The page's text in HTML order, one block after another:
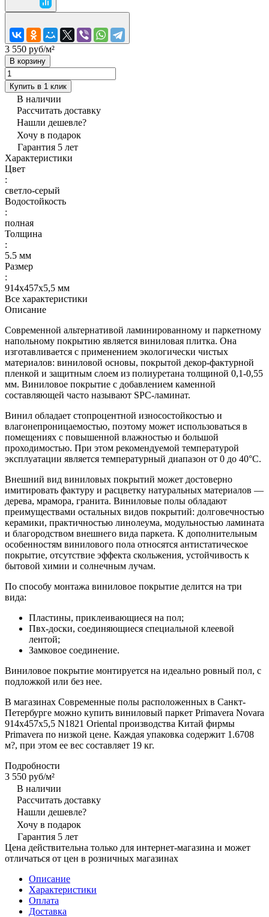
3 550 руб/м²
В корзину
Купить в 1 клик
В наличии
Рассчитать доставку
Нашли дешевле?
Хочу в подарок
Гарантия 5 лет
Характеристики
Цвет
:
светло-серый
Водостойкость
:
полная
Толщина
:
5.5 мм
Размер
:
914х457х5,5 мм
Все характеристики
Описание
Современной альтернативой ламинированному и паркетному
напольному покрытию является виниловая плитка. Она
изготавливается с применением экологически чистых
материалов: виниловой основы, покрытой декор-фактурной
пленкой и защитным слоем из полиуретана толщиной 0,1-0,55
мм. Виниловое покрытие с добавлением каменной
составляющей часто называют SPC-ламинат.
Винил обладает стопроцентной износостойкостью и
влагонепроницаемостью, поэтому может использоваться в
помещениях с повышенной влажностью и большой
проходимостью. При этом рекомендуемой температурой
эксплуатации является температурный диапазон от 0 до 40°С.
Внешний вид виниловых покрытий может достоверно
имитировать фактуру и расцветку натуральных материалов —
дерева, мрамора, гранита. Виниловые полы обладают
преимуществами остальных видов покрытий: долговечностью
керамики, практичностью линолеума, модульностью ламината
и благородством внешнего вида паркета. К дополнительным
особенностям винилового пола относятся антистатическое
покрытие, отсутствие эффекта скольжения, устойчивость к
бытовой химии и солнечным лучам.
По способу монтажа виниловое покрытие делится на три
вида:
Пластины, приклеивающиеся на пол;
Пвх-доски, соединяющиеся специальной клеевой
лентой;
Замковое соединение.
Виниловое покрытие монтируется на идеально ровный пол, с
подложкой или без нее.
В магазинах Современные полы расположенных в Санкт-
Петербурге можно купить виниловый паркет Primavera Novara
914х457х5,5 N1821 Oriental производства Китай фирмы
Primavera по низкой цене. Каждая упаковка содержит 1.6708
м?, при этом ее вес составляет 19 кг.
Подробности
3 550 руб/м²
В наличии
Рассчитать доставку
Нашли дешевле?
Хочу в подарок
Гарантия 5 лет
Цена действительна только для интернет-магазина и может
отличаться от цен в розничных магазинах
Описание
Характеристики
Оплата
Доставка